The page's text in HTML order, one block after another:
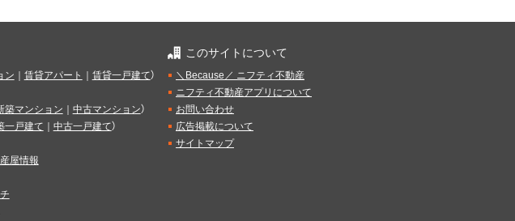
ン ｜ 賃貸アパート ｜ 賃貸一戸建て）
築マンション ｜ 中古マンション）
一戸建て ｜ 中古一戸建て）
屋情報
このサイトについて
＼Because／ ニフティ不動産
ニフティ不動産アプリについて
お問い合わせ
広告掲載について
サイトマップ